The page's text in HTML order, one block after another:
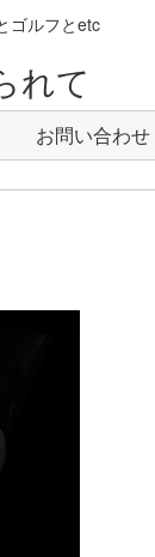
ゴルフとetc
れて
お問い合わせ